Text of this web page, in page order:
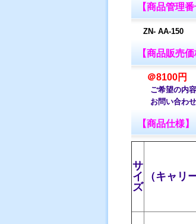
【商品管理番
ZN- AA-150
【商品販売価
＠8100円
ご希望の内容・
お問い合わせボ
【商品仕様】
サ
イ
ズ
（キャ